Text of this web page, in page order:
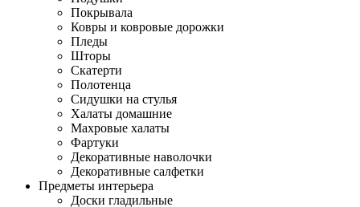
Покрывала
Ковры и ковровые дорожки
Пледы
Шторы
Скатерти
Полотенца
Сидушки на стулья
Халаты домашние
Махровые халаты
Фартуки
Декоративные наволочки
Декоративные салфетки
Предметы интерьера
Доски гладильные